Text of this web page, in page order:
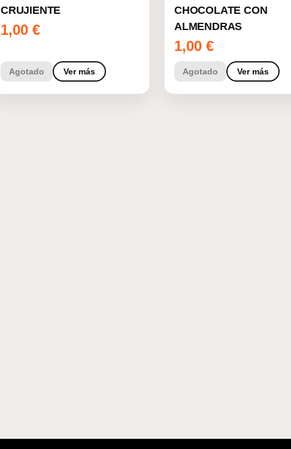
CRUJIENTE
1,00 €
Agotado Ver más
CHOCOLATE CON
ALMENDRAS
1,00 €
Agotado Ver más